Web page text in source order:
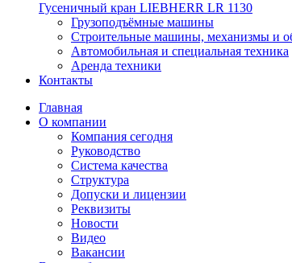
Гусеничный кран LIEBHERR LR 1130
Грузоподъёмные машины
Строительные машины, механизмы и
Автомобильная и специальная техника
Аренда техники
Контакты
Главная
О компании
Компания сегодня
Руководство
Система качества
Структура
Допуски и лицензии
Реквизиты
Новости
Видео
Вакансии